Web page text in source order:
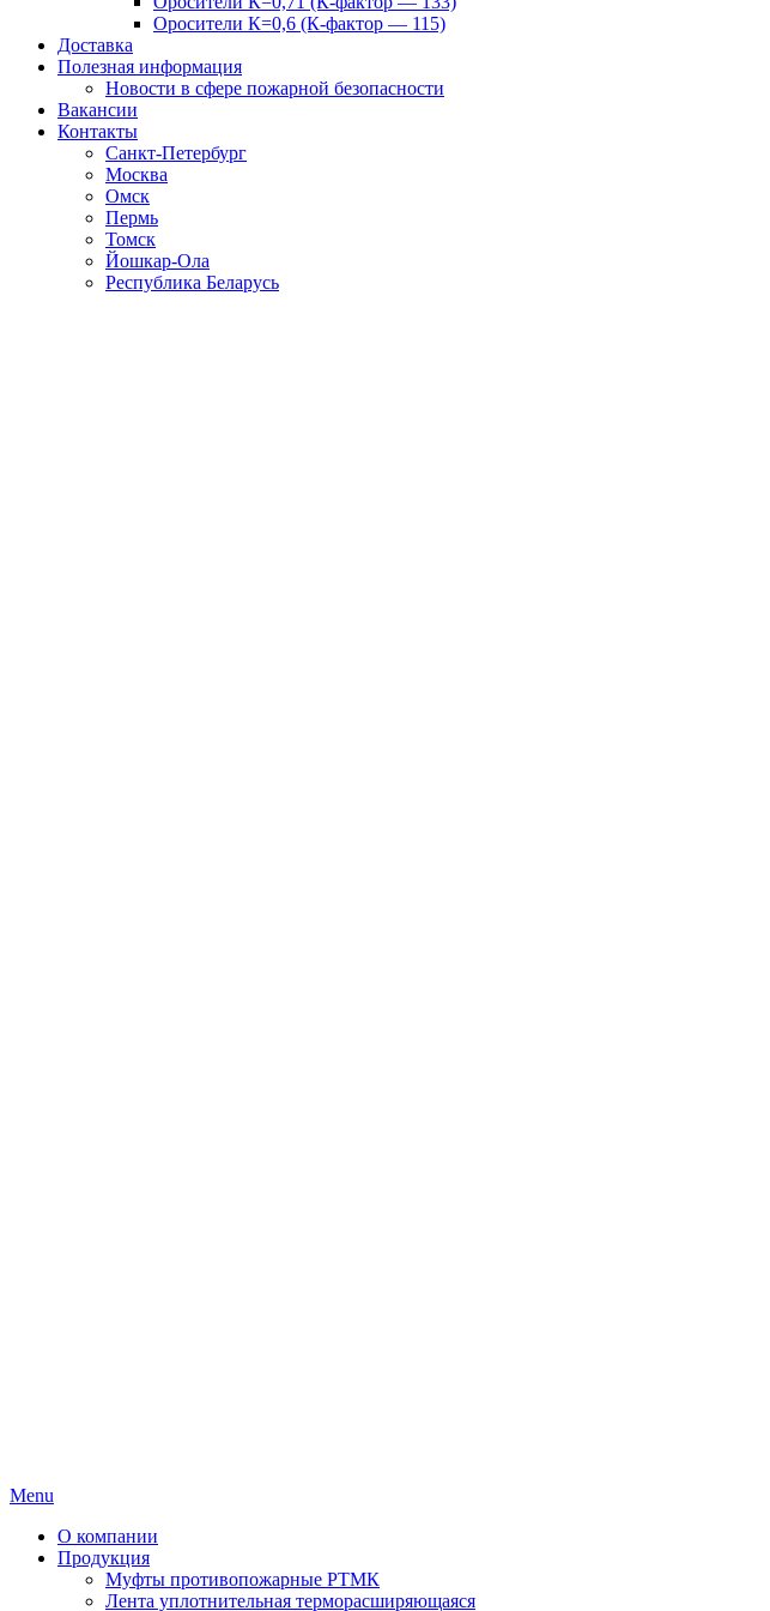
Оросители К=0,6 (К-фактор — 115)
Доставка
Полезная информация
Новости в сфере пожарной безопасности
Вакансии
Контакты
Санкт-Петербург
Москва
Омск
Пермь
Томск
Йошкар-Ола
Республика Беларусь
Menu
О компании
Продукция
Муфты противопожарные РТМК
Лента уплотнительная терморасширяющаяся